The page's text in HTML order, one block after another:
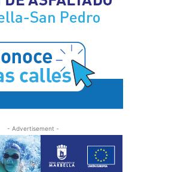
- Advertisement -